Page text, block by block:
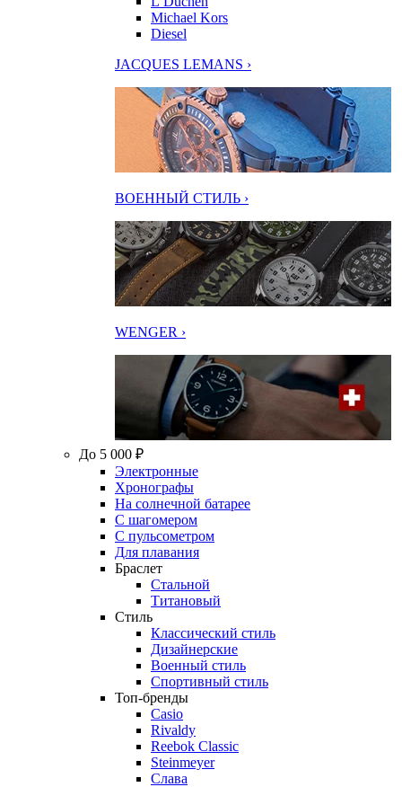
Michael Kors
Diesel
JACQUES LEMANS ›
ВОЕННЫЙ СТИЛЬ ›
WENGER ›
До 5 000 ₽
Электронные
Хронографы
На солнечной батарее
С шагомером
С пульсометром
Для плавания
Браслет
Стальной
Титановый
Стиль
Классический стиль
Дизайнерские
Военный стиль
Спортивный стиль
Топ-бренды
Casio
Rivaldy
Reebok Classic
Steinmeyer
Слава